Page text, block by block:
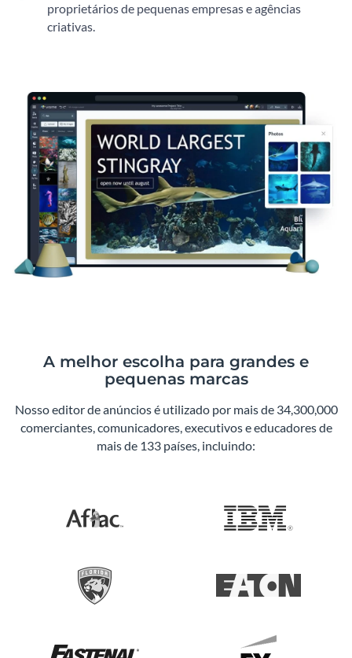
proprietários de pequenas empresas e agências
criativas.
A melhor escolha para grandes e
pequenas marcas
Nosso editor de anúncios é utilizado por mais de 34,300,000
comerciantes, comunicadores, executivos e educadores de
mais de 133 países, incluindo: